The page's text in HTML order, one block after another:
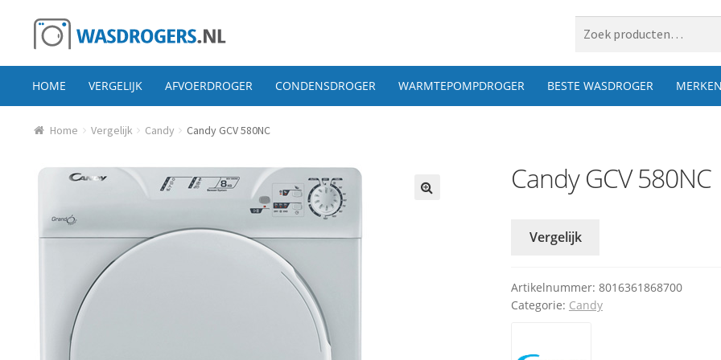
Ga door naar navigatie
Ga direct naar de inhoud  naar:
HOME VERGELIJK AFVOERDROGER CONDENSDROGER WARMTEPOMPDROGER BESTE WASDROGER
Home Vergelijk Candy Candy GCV 580NC
Candy GCV 580NC
Vergelijk
Artikelnummer: 8016361868700
Categorie: Candy